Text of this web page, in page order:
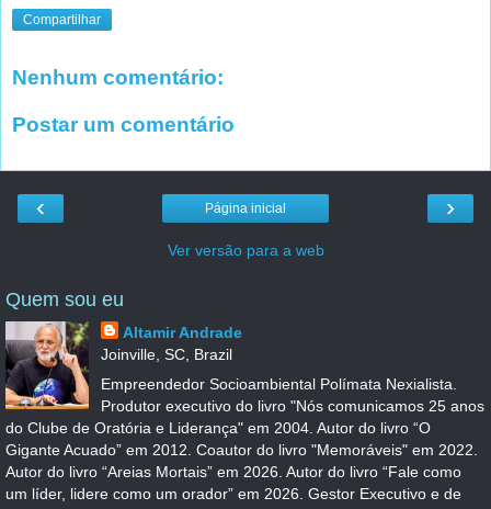
Compartilhar
Nenhum comentário:
Postar um comentário
‹ ›
Página inicial
Ver versão para a web
Quem sou eu
Altamir Andrade
Joinville, SC, Brazil
Empreendedor Socioambiental Polímata Nexialista.
Produtor executivo do livro "Nós comunicamos 25 anos
do Clube de Oratória e Liderança" em 2004. Autor do livro “O
Gigante Acuado” em 2012. Coautor do livro "Memoráveis" em 2022.
Autor do livro “Areias Mortais” em 2026. Autor do livro “Fale como
um líder, lidere como um orador” em 2026. Gestor Executivo e de